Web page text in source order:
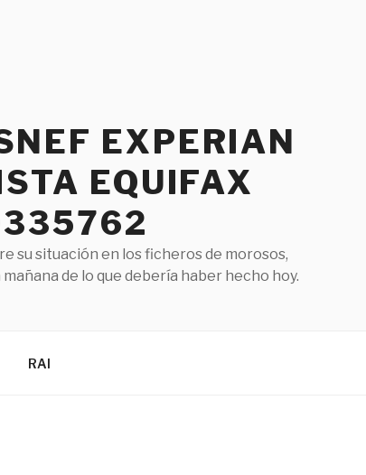
EXPERIAN
EQUIFAX
su situación en los ficheros de morosos,
de lo que debería haber hecho hoy.
RAI